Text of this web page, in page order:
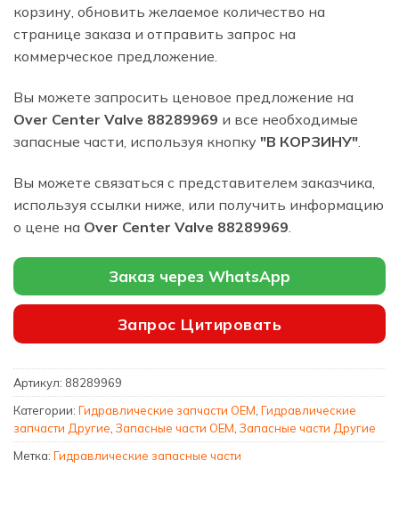
корзину, обновить желаемое количество на
странице заказа и отправить запрос на
коммерческое предложение.
Вы можете запросить ценовое предложение на
Over Center Valve 88289969 и все необходимые
запасные части, используя кнопку "В КОРЗИНУ".
Вы можете связаться с представителем заказчика,
используя ссылки ниже, или получить информацию
о цене на Over Center Valve 88289969.
Заказ через WhatsApp
Запрос Цитировать
Артикул: 88289969
Категории: Гидравлические запчасти OEM Гидравлические
запчасти Другие Запасные части OEM Запасные части Другие
Метка: Гидравлические запасные части